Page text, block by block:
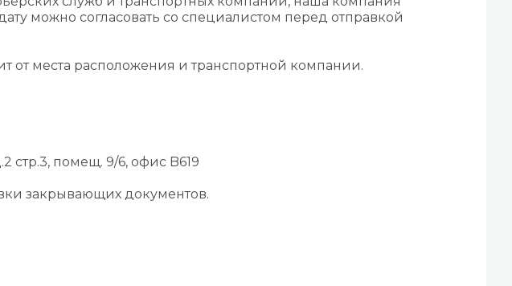
можно согласовать со специалистом перед отправкой
от места расположения и транспортной компании.
стр.3, помещ. 9/6, офис B619
закрывающих документов.